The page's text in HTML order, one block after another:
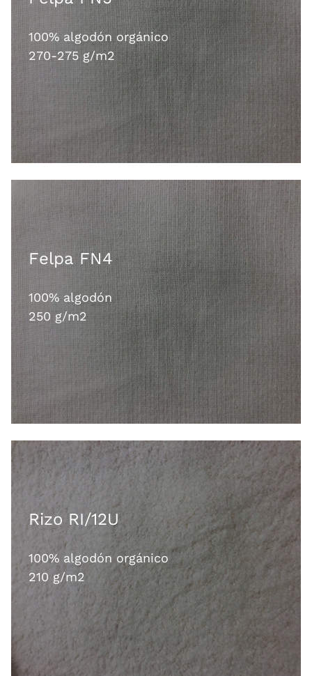
100% algodón orgánico
270-275 g/m2
Felpa FN4
100% algodón
250 g/m2
Rizo RI/12U
100% algodón orgánico
210 g/m2